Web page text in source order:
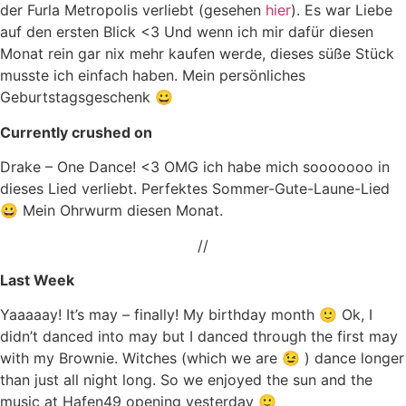
der Furla Metropolis verliebt (gesehen hier). Es war Liebe
auf den ersten Blick <3 Und wenn ich mir dafür diesen
Monat rein gar nix mehr kaufen werde, dieses süße Stück
musste ich einfach haben. Mein persönliches
Geburtstagsgeschenk 😀
Currently crushed on
Drake – One Dance! <3 OMG ich habe mich sooooooo in
dieses Lied verliebt. Perfektes Sommer-Gute-Laune-Lied
😀 Mein Ohrwurm diesen Monat.
//
Last Week
Yaaaaay! It’s may – finally! My birthday month 🙂 Ok, I
didn’t danced into may but I danced through the first may
with my Brownie. Witches (which we are 😉 ) dance longer
than just all night long. So we enjoyed the sun and the
music at Hafen49 opening yesterday 🙂